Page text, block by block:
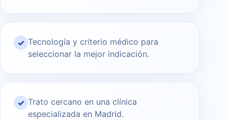
✓ Tecnología y criterio médico para
seleccionar la mejor indicación.
✓ Trato cercano en una clínica
especializada en Madrid.